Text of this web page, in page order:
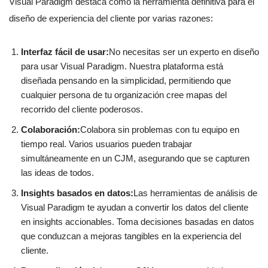
diseño de experiencia del cliente por varias razones:
Interfaz fácil de usar:No necesitas ser un experto en diseño
para usar Visual Paradigm. Nuestra plataforma está
diseñada pensando en la simplicidad, permitiendo que
cualquier persona de tu organización cree mapas del
recorrido del cliente poderosos.
Colaboración:Colabora sin problemas con tu equipo en
tiempo real. Varios usuarios pueden trabajar
simultáneamente en un CJM, asegurando que se capturen
las ideas de todos.
Insights basados en datos:Las herramientas de análisis de
Visual Paradigm te ayudan a convertir los datos del cliente
en insights accionables. Toma decisiones basadas en datos
que conduzcan a mejoras tangibles en la experiencia del
cliente.